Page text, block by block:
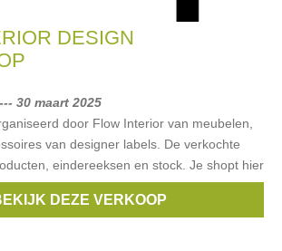
DESIGN
30 maart 2025
door Flow Interior van meubelen,
van designer labels. De verkochte
eindereeksen en stock. Je shopt hier
Menu, Emu,Hay ,Deauville Teak
DEZE VERKOOP